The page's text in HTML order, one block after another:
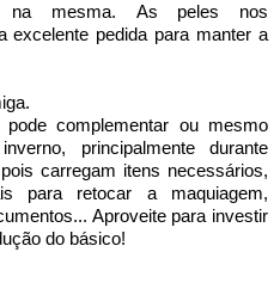
na mesma. As peles nos
excelente pedida para manter a
complementar ou mesmo
principalmente durante
carregam itens necessários,
para retocar a maquiagem,
Aproveite para investir
do básico!